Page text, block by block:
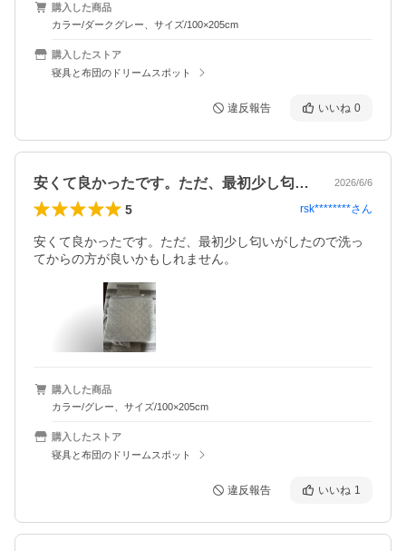
購入した商品
カラー/ダークグレー、サイズ/100×205cm
購入したストア
寝具と布団のドリームスポット
違反報告 いいね 0
安くて良かったです。ただ、最初少し匂い… 2026/6/6
5 rsk********さん
安くて良かったです。ただ、最初少し匂いがしたので洗っ
てからの方が良いかもしれません。
購入した商品
カラー/グレー、サイズ/100×205cm
購入したストア
寝具と布団のドリームスポット
違反報告 いいね 1